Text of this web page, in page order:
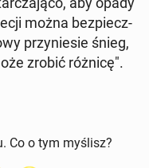
można bez­piecz­
przy­nie­sie śnieg,
zrobić różnicę".
Co o tym myślisz?